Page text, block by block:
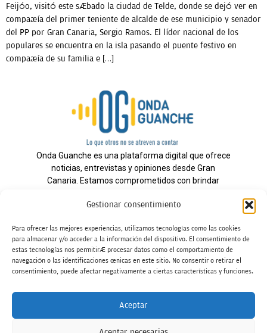
Gestionar consentimiento
Para ofrecer las mejores experiencias, utilizamos tecnologías como las cookies
para almacenar y/o acceder a la información del dispositivo. El consentimiento de
estas tecnologías nos permitirá procesar datos como el comportamiento de
navegación o las identificaciones únicas en este sitio. No consentir o retirar el
consentimiento, puede afectar negativamente a ciertas características y funciones.
Aceptar
Feijóo, visitó este sábado la ciudad de Telde, donde se dejó ver en
compañía del primer teniente de alcalde de ese municipio y senador
del PP por Gran Canaria, Sergio Ramos. El líder nacional de los
populares se encuentra en la isla pasando el puente festivo en
compañía de su familia e […]
Onda Guanche es una plataforma digital que ofrece
noticias, entrevistas y opiniones desde Gran
Canaria. Estamos comprometidos con brindar
nuestra audiencia.
Todos los derechos reservados.
Radio
Contacto
Aviso Legal